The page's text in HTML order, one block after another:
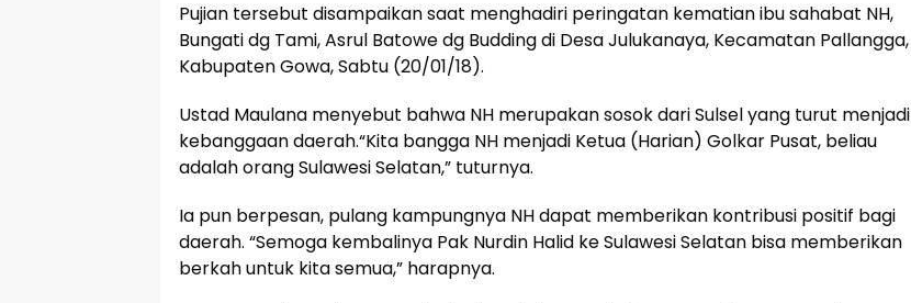
Pujian tersebut disampaikan saat menghadiri peringatan kematian ibu sahabat NH,
Bungati dg Tami, Asrul Batowe dg Budding di Desa Julukanaya, Kecamatan Pallangga,
Kabupaten Gowa, Sabtu (20/01/18).
Ustad Maulana menyebut bahwa NH merupakan sosok dari Sulsel yang turut menjadi
kebanggaan daerah.“Kita bangga NH menjadi Ketua (Harian) Golkar Pusat, beliau
adalah orang Sulawesi Selatan,” tuturnya.
Ia pun berpesan, pulang kampungnya NH dapat memberikan kontribusi positif bagi
daerah. “Semoga kembalinya Pak Nurdin Halid ke Sulawesi Selatan bisa memberikan
berkah untuk kita semua,” harapnya.